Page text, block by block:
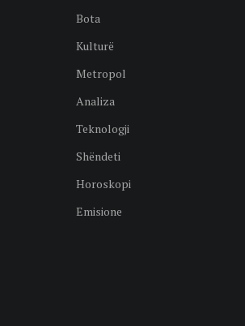
Bota
Kulturë
Metropol
Analiza
Teknologji
Shëndeti
Horoskopi
Emisione